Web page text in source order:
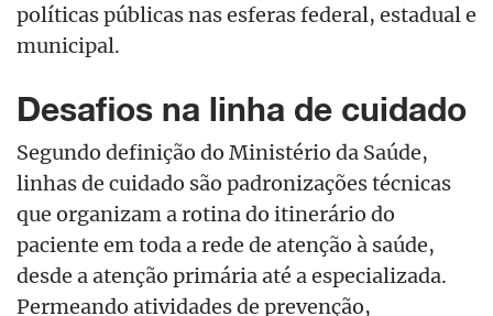
políticas públicas nas esferas federal, estadual e
municipal.
Desafios na linha de cuidado
Segundo definição do Ministério da Saúde,
linhas de cuidado são padronizações técnicas
que organizam a rotina do itinerário do
paciente em toda a rede de atenção à saúde,
desde a atenção primária até a especializada.
Permeando atividades de prevenção,